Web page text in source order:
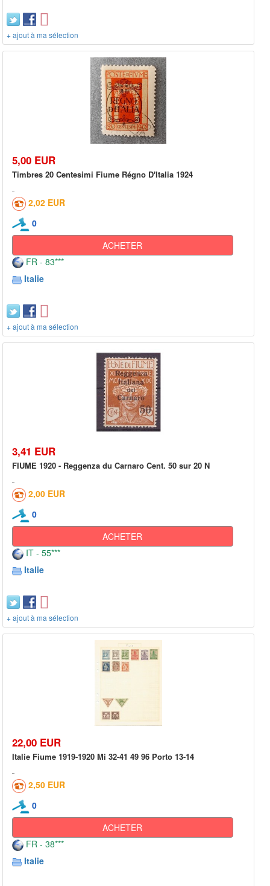
+ ajout à ma sélection
5,00 EUR
Timbres 20 Centesimi Fiume Régno D'Italia 1924
2,02 EUR
0
ACHETER
FR - 83***
Italie
+ ajout à ma sélection
3,41 EUR
FIUME 1920 - Reggenza du Carnaro Cent. 50 sur 20 N
2,00 EUR
0
ACHETER
IT - 55***
Italie
+ ajout à ma sélection
22,00 EUR
Italie Fiume 1919-1920 Mi 32-41 49 96 Porto 13-14
2,50 EUR
0
ACHETER
FR - 38***
Italie